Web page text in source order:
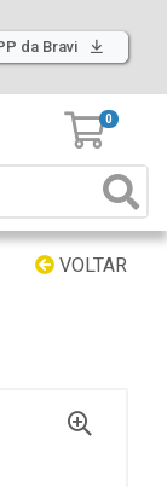
da Bravi
0
VOLTAR